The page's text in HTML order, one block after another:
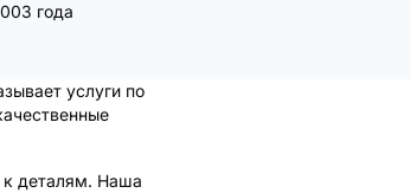
года
услуги по
к деталям. Наша